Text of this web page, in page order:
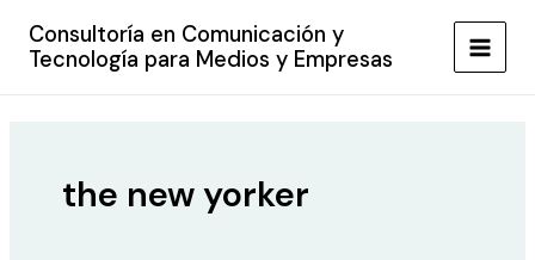
contenido
Consultoría en Comunicación y
Tecnología para Medios y Empresas
MAIN
the new yorker